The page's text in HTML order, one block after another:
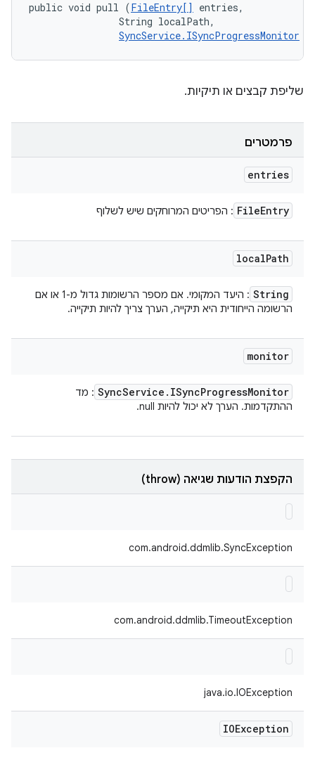
public void pull (FileEntry[]
entries,
                String localPath,
SyncService.ISyncProgressMonitor
שליפת קבצים או תיקיות.
פרמטרים
entries
FileEntry : הפריטים המרוחקים שיש לשלוף
localPath
String
: היעד המקומי. אם מספר הרשומות גדול מ-1 או אם
הרשומה הייחודית היא תיקייה, הערך צריך להיות תיקייה.
monitor
SyncService . ISyncProgressMonitor
: מד
ההתקדמות. הערך לא יכול להיות null.
הקפצת הודעות שגיאה (throw)
com.android.ddmlib.SyncException
com.android.ddmlib.TimeoutException
java.io.IOException
IOException